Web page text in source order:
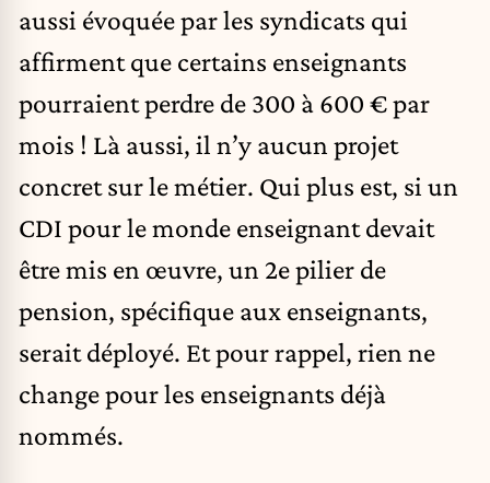
aussi évoquée par les syndicats qui
affirment que certains enseignants
pourraient perdre de 300 à 600 € par
mois ! Là aussi, il n’y aucun projet
concret sur le métier. Qui plus est, si un
CDI pour le monde enseignant devait
être mis en œuvre, un 2e pilier de
pension, spécifique aux enseignants,
serait déployé. Et pour rappel, rien ne
change pour les enseignants déjà
nommés.